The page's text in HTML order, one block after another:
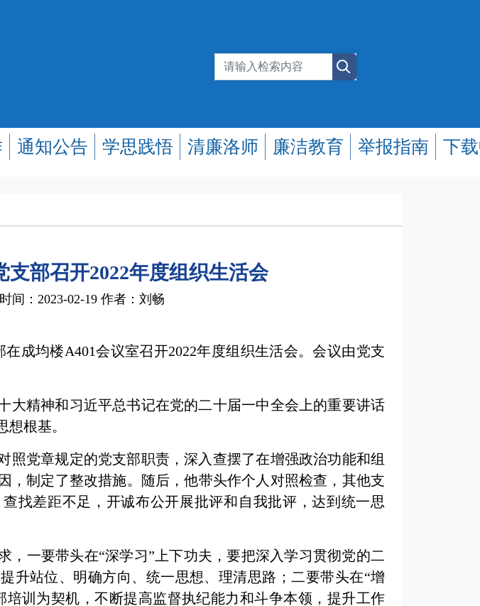
通知公告 学思践悟 清廉洛师 廉洁教育 举报指南 下
支部召开2022年度组织生活会
间：2023-02-19 作者：刘畅
成均楼A401会议室召开2022年度组织生活会。会议由党支
大精神和习近平总书记在党的二十届一中全会上的重要讲话
根基。
照党章规定的党支部职责，深入查摆了在增强政治功能和组
，制定了整改措施。随后，他带头作个人对照检查，其他支
找差距不足，开诚布公开展批评和自我批评，达到统一思
，一要带头在“深学习”上下功夫，要把深入学习贯彻党的二
升站位、明确方向、统一思想、理清思路；二要带头在“增
训为契机，不断提高监督执纪能力和斗争本领，提升工作